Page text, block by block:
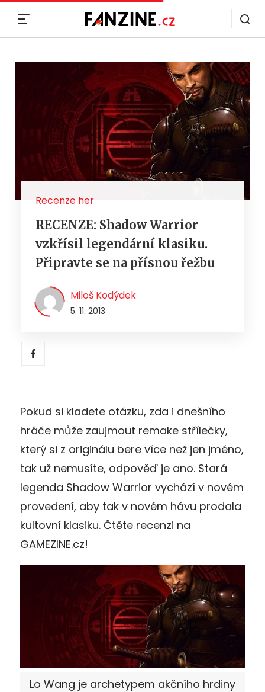
Recenze her
RECENZE: Shadow Warrior
vzkřísil legendární klasiku.
Připravte se na přísnou řežbu
Miloš Kodýdek
5. 11. 2013
Pokud si kladete otázku, zda i dnešního
hráče může zaujmout remake střílečky,
který si z originálu bere více než jen jméno,
tak už nemusíte, odpověď je ano. Stará
legenda Shadow Warrior vychází v novém
provedení, aby tak v novém hávu prodala
kultovní klasiku. Čtěte recenzi na
GAMEZINE.cz!
Lo Wang je archetypem akčního hrdiny